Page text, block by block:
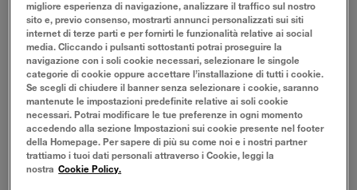
Lelabbrapossono essere uno dei punti focali del nostro
make-up, sulle quali possiamo sbizzarrirci con tecniche e
prodotti diversi da utilizzare. Ma soprattutto, è importante
prenderci cura costantemente delle labbra, detergendole
sempre, in modo da eliminare i residui di make-up e le altre
impurità, che rischiano di farle seccare.
Applichiamo quotidianamente unbalsamo labbra o un
burro di cacao , per mantenerle morbide e idratate. Inoltre,
è importante utilizzareuno scrub labbra, almeno una volta
a settimana, per eliminare le cellule morte e le pellicine, per
migliore esperienza di navigazione, analizzare il traffico sul nostro
sito e, previo consenso, mostrarti annunci personalizzati sui siti
internet di terze parti e per fornirti le funzionalità relative ai social
media. Cliccando i pulsanti sottostanti potrai proseguire la
navigazione con i soli cookie necessari, selezionare le singole
categorie di cookie oppure accettare l’installazione di tutti i cookie.
Se scegli di chiudere il banner senza selezionare i cookie, saranno
mantenute le impostazioni predefinite relative ai soli cookie
necessari. Potrai modificare le tue preferenze in ogni momento
accedendo alla sezione Impostazioni sui cookie presente nel footer
della Homepage. Per sapere di più su come noi e i nostri partner
trattiamo i tuoi dati personali attraverso i Cookie, leggi la
nostra Cookie Policy.